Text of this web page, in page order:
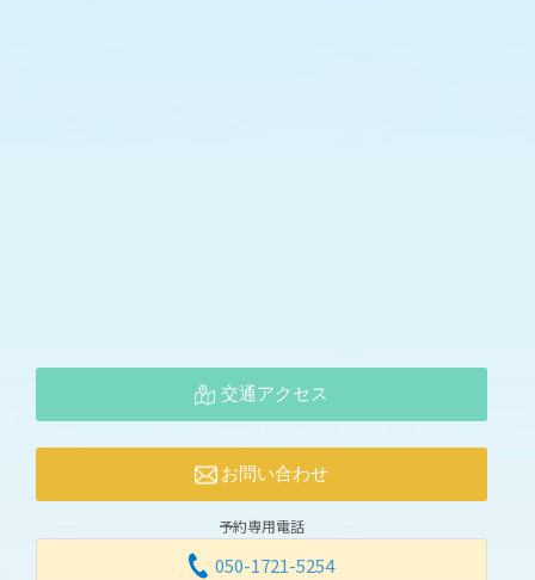
交通アクセス
お問い合わせ
予約専用電話
050-1721-5254